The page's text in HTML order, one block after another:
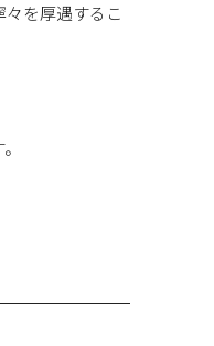
々を厚遇するこ